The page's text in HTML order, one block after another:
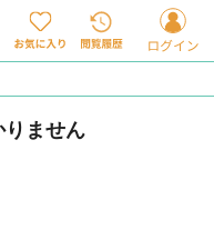
りません